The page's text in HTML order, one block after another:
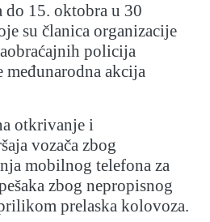
do 15. oktobra u 30
su članica organizacije
policija
akcija
otkrivanje i
vozača zbog
mobilnog telefona za
zbog nepropisnog
prelaska kolovoza.